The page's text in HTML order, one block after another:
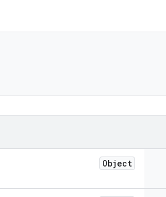
Object